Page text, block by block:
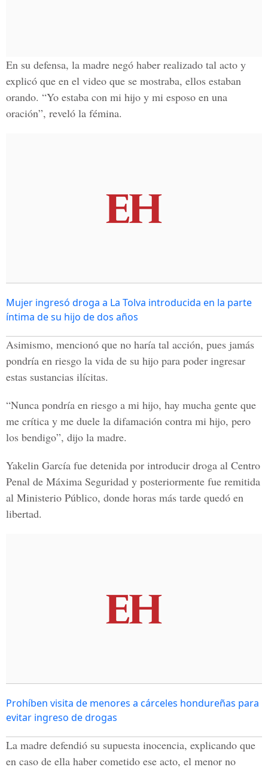
En su defensa, la madre negó haber realizado tal acto y
explicó que en el video que se mostraba, ellos estaban
orando. “Yo estaba con mi hijo y mi esposo en una
oración”, reveló la fémina.
Mujer ingresó droga a La Tolva introducida en la parte
íntima de su hijo de dos años
Asimismo, mencionó que no haría tal acción, pues jamás
pondría en riesgo la vida de su hijo para poder ingresar
estas sustancias ilícitas.
“Nunca pondría en riesgo a mi hijo, hay mucha gente que
me crítica y me duele la difamación contra mi hijo, pero
los bendigo”, dijo la madre.
Yakelin García fue detenida por introducir droga al Centro
Penal de Máxima Seguridad y posteriormente fue remitida
al Ministerio Público, donde horas más tarde quedó en
libertad.
Prohíben visita de menores a cárceles hondureñas para
evitar ingreso de drogas
La madre defendió su supuesta inocencia, explicando que
en caso de ella haber cometido ese acto, el menor no